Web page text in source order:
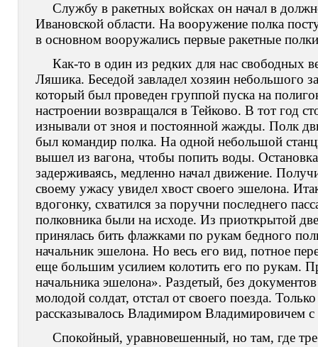
Службу в ракетных войсках он начал в
Ивановской области. На вооружение полка
в основном вооружались первые ракетные
Как-то в один из редких для нас свободных
Ляшика. Беседой завладел хозяин небольшого
который был проведен группой пуска на
настроении возвращался в Тейково. В тот год
изнывали от зноя и постоянной жажды. Полк
был командир полка. На одной небольшой
вышел из вагона, чтобы попить воды.
задерживаясь, медленно начал движение.
своему ужасу увидел хвост своего эшелона.
вдогонку, схватился за поручни последнего
полковника были на исходе. Из приоткрытой
принялась бить флажками по рукам бедного
начальник эшелона. Но весь его вид, потное
еще большим усилием колотить его по рукам.
начальника эшелона». Раздетый, без
молодой солдат, отстал от своего поезда.
рассказывалось Владимиром Владимировичем
Спокойный, уравновешенный, но там, где